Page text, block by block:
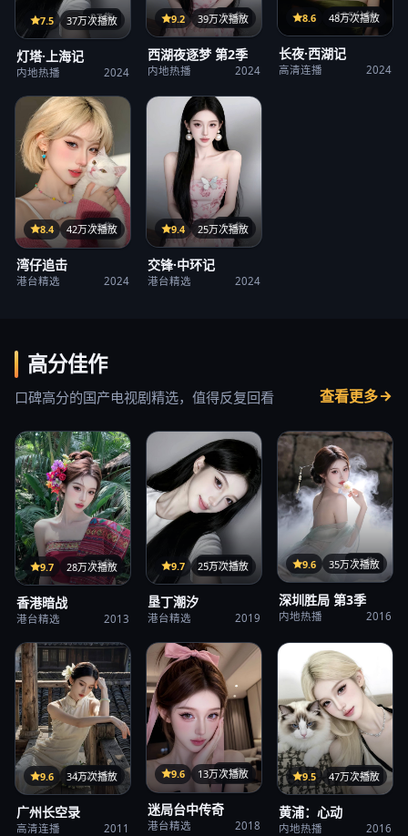
27集
7.5 37万次播放
灯塔·上海记
内地热播 2024
38集
9.2 39万次播放
西湖夜逐梦 第2季
内地热播 2024
125分钟
8.6 48万次播放
长夜·西湖记
高清连播 2024
38集
8.4 42万次播放
湾仔追击
港台精选 2024
15集
9.4 25万次播放
交锋·中环记
港台精选 2024
高分佳作
口碑高分的国产电视剧精选，值得反复回看 查看更多
33集
9.7 28万次播放
香港暗战
港台精选 2013
107分钟
9.7 25万次播放
垦丁潮汐
港台精选 2019
32集
9.6 35万次播放
深圳胜局 第3季
内地热播 2016
122分钟
9.6 34万次播放
广州长空录
高清连播 2011
31集
9.6 13万次播放
迷局台中传奇
港台精选 2018
24集
9.5 47万次播放
黄浦：心动
内地热播 2016